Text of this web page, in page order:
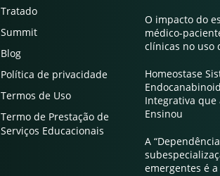
Tratado
Summit
Blog
Política de privacidade
Termos de Uso
Termo de Prestação de
Serviços Educacionais
O impacto do
médico-
clínicas no uso
Homeostase
Integrativa que
Ensinou
A
emergentes é